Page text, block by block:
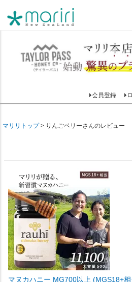
会員登録
マリリトップ りんごベリーさんのレビュー
マヌカハニー MG700以上 (MGS18+